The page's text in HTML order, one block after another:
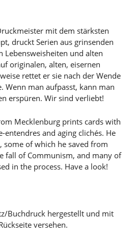
mit dem stärksten
druckt Serien aus grinsenden
Lebensweisheiten und alten
originalen, alten, eisernen
rettet er sie nach der Wende
Wenn man aufpasst, kann man
erspüren. Wir sind verliebt!
Mecklenburg prints cards with
entendres and aging clichés. He
some of which he saved from
fall of Communism, and many of
in the process. Have a look!
Buchdruck hergestellt und mit
versehen.